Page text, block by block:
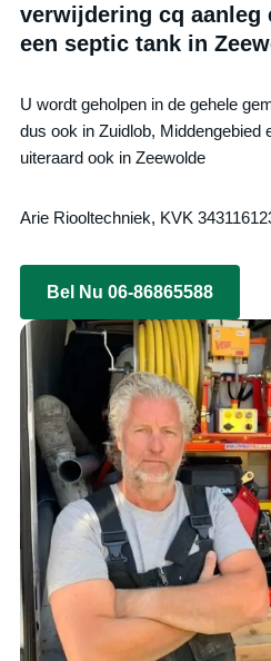
verwijdering cq aanleg
een septic tank in
U wordt geholpen in de gehele
dus ook in Zuidlob, Middengebied
uiteraard ook in Zeewolde
Arie Riooltechniek, KVK
Bel Nu 06-86865588